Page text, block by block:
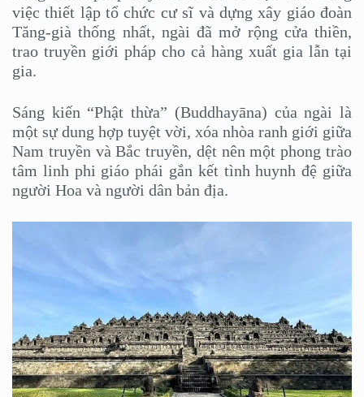
việc thiết lập tổ chức cư sĩ và dựng xây giáo đoàn
Tăng-già thống nhất, ngài đã mở rộng cửa thiền,
trao truyền giới pháp cho cả hàng xuất gia lẫn tại
gia.
Sáng kiến “Phật thừa” (Buddhayāna) của ngài là
một sự dung hợp tuyệt vời, xóa nhòa ranh giới giữa
Nam truyền và Bắc truyền, dệt nên một phong trào
tâm linh phi giáo phái gắn kết tình huynh đệ giữa
người Hoa và người dân bản địa.